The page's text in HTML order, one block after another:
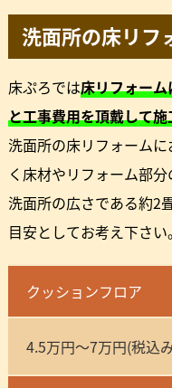
洗面所の床リフ
床ぷろでは床リフォー
と工事費用を頂戴して
洗面所の床リフォーム
く床材やリフォーム部
洗面所の広さである約2
目安としてお考え下さい。
クッションフロア
4.5万円～7万円(税込み